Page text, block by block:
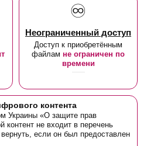
♾️
Неограниченный доступ
Доступ к приобретённым
файлам не ограничен по
времени
контента
Украины «О защите прав
контент не входит в перечень
если он был предоставлен